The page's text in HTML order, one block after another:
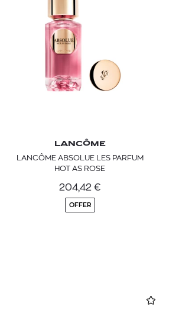
LANCÔME
LANCÔME ABSOLUE LES PARFUM
HOT AS ROSE
204,42 €
OFFER